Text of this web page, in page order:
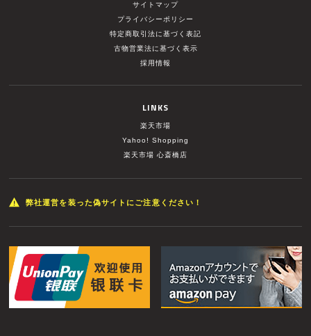
サイトマップ
プライバシーポリシー
特定商取引法に基づく表記
古物営業法に基づく表示
採用情報
LINKS
楽天市場
Yahoo! Shopping
楽天市場 心斎橋店
弊社運営を装った偽サイトにご注意ください！